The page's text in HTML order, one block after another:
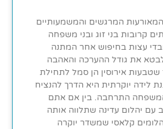
המרגשים והמשמעותיים
קרובות בני זוג ובני משפחה
עצות בחיפוש אחר המתנה
את גודל ההערכה והאהבה
שטבעות אירוסין הן סמל לתחילת
לידה יוקרתית היא הדרך להנציח
התרחבה. בין אם אתם
יהלום עדינה שתלווה אותה
קלאסי שמשדר יוקרה